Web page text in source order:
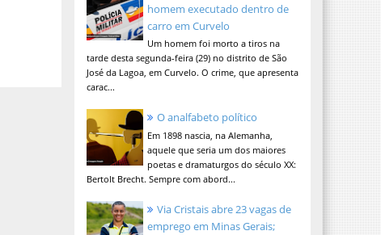
homem executado dentro de
carro em Curvelo
Um homem foi morto a tiros na
tarde desta segunda-feira (29) no distrito de São
José da Lagoa, em Curvelo. O crime, que apresenta
carac...
O analfabeto político
Em 1898 nascia, na Alemanha,
aquele que seria um dos maiores
poetas e dramaturgos do século XX:
Bertolt Brecht. Sempre com abord...
Via Cristais abre 23 vagas de
emprego em Minas Gerais;